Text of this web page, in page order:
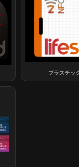
プラスチッ